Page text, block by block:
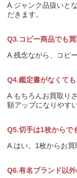
A.ジャンク品扱いと
だきます。
Q3.コピー商品でも
A.残念ながら、コピ
Q4.鑑定書がなくて
A.もちろんお買取り
額アップになりやす
Q5.切手は1枚からで
A.はい。1枚からお買
Q6.有名ブランド以